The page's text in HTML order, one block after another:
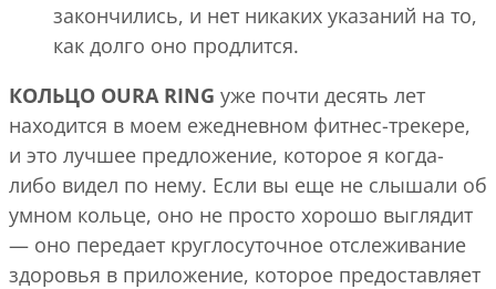
закончились, и нет никаких указаний на то,
как долго оно продлится.
КОЛЬЦО OURA RING уже почти десять лет
находится в моем ежедневном фитнес-трекере,
и это лучшее предложение, которое я когда-
либо видел по нему. Если вы еще не слышали об
умном кольце, оно не просто хорошо выглядит
— оно передает круглосуточное отслеживание
здоровья в приложение, которое предоставляет